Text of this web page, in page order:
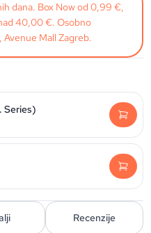
dana. Box Now od 0,99 €,
40,00 €. Osobno
Mall Zagreb.
Series)
Recenzije